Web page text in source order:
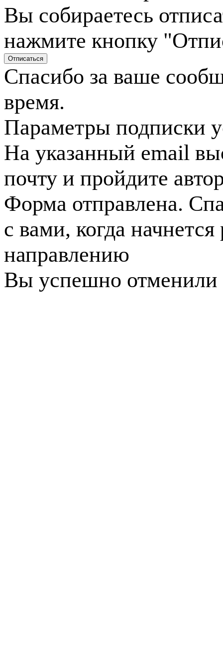
Вы собираетесь
нажмите кнопку
Спасибо за ваше
время.
Параметры подписки
На указанный email
почту и пройдите
Форма отправлена.
с вами, когда
направлению
Вы успешно отменили